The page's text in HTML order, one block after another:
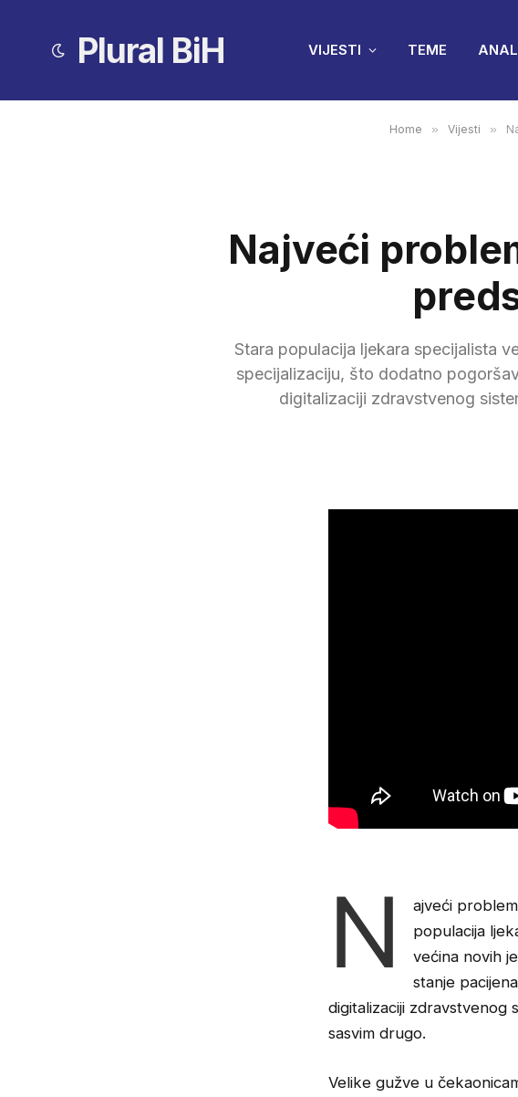
Plural BiH VIJESTI TEME
Home » Vijesti »
Najveći
Stara populacija ljekara specijalista
specijalizaciju, što dodatno
digitalizaciji zdravstvenog
N
ajveći
populacija
većina novih
stanje
digitalizaciji zdravstvenog
sasvim drugo.
Velike gužve u